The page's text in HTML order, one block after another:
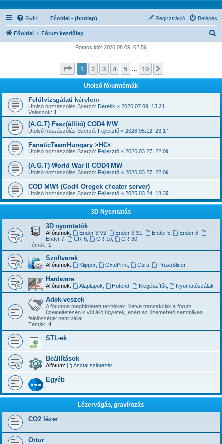
GyIK Főoldal - (honlap) Belépés
Regisztráció
Főoldal Fórum kezdőlap
s
é
Pontos idő: 2026.08.09. 02:56
Oldal:1 10
1 2 3 4 5 10
Utolsó fórumtémák
Felülvizsgálati kérelem
Utolsó hozzászólás Szerző: Derekk « 2026.07.09. 13:21
Válaszok: 1
(A.G.T) Fasz(állító) COD4 MW
Utolsó hozzászólás Szerző: Fejlesztő « 2026.05.12. 23:17
FanaticTeamHungary >HC<
Utolsó hozzászólás Szerző: Fejlesztő « 2026.03.27. 22:09
(A.G.T) World War II COD4 MW
Utolsó hozzászólás Szerző: Fejlesztő « 2026.03.27. 22:06
COD MW4 (Cod4 Oregek cheater server)
Utolsó hozzászólás Szerző: Fejlesztő « 2026.03.24. 18:35
3D Nyomtatás
3D nyomtatók
Alfórumok: Ender 3 V2, Ender 3 S1 Ender 5, Ender 6
Ender 7
CR-6, CR-10,
CR-30
Témák: 1
Szoftverek
Alfórumok: Klipper, OctoPrint, Cura, PrusaSlicer
Hardware
Alfórumok: Alaplapok Hotend, Kiegészítők Nyomatószálak
Adok-veszek
A fórumon meghirdetett termékek, illetve tranzakciók a fórum
üzemeltetésén kívül álló ügyletek, ezért az üzemeltető semmilyen
felelősséget nem vállal!
Témák: 4
STL-ek
Beállítások
Alfórum: Asztal szintezés
Egyéb
Lézervágás, gravírozás
CO2 lézer
Ortur